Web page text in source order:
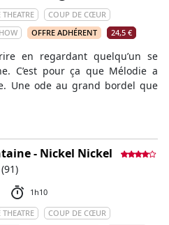
COUP DE CŒUR
OFFRE ADHÉRENT 24,5 €
en regardant quelqu’un se
C’est pour ça que Mélodie a
Une ode au grand bordel que
- Nickel Nickel
1h10
COUP DE CŒUR